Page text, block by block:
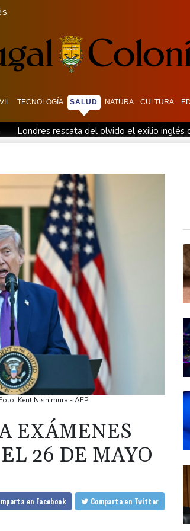
TECNOLOGÍA SALUD NATURA CULTURA
Londres rescata del olvido el exilio inglés
un millonario pro-Trump en la
Exabogado de Trump listo para ser
Kent Nishimura - AFP
EXÁMENES
26 DE MAYO
en Facebook Comparta en Twitter